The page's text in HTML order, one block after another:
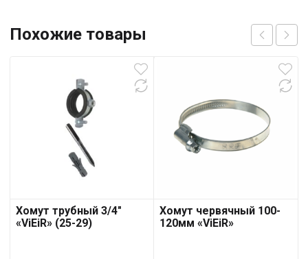
Похожие товары
Хомут трубный 3/4″
«ViEiR» (25-29)
Хомут червячный 100-
120мм «ViEiR»